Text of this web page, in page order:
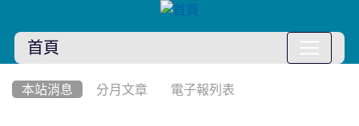
首頁
本站消息 分月文章 電子報列表